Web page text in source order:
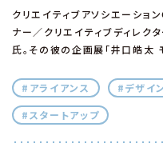
クリエイティブアソシエーショ
ナー／クリエイティブディレク
氏。その彼の企画展「井口皓太
ギャラリー（以下、ggg）で開催
を動かして時間と空間を与え
展示で試みたのは、モーショング
#アライアンス #デザイ
#スタートアップ